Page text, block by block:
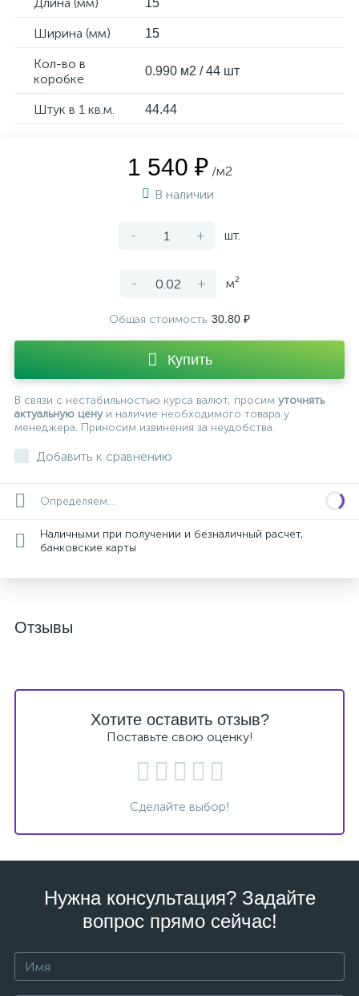
15
Ширина (мм) 15
Кол-во в
коробке
0.990 м2 / 44 шт
Штук в 1 кв.м. 44.44
1 540 ₽ /м2
В наличии
- + шт.
- + м²
Общая стоимость 30.80 ₽
Купить
В связи с нестабильностью курса валют, просим уточнять
актуальную ценуи наличие необходимого товара у
менеджера. Приносим извинения за неудобства.
Добавить к сравнению
Определяем...
Наличными при получении и безналичный расчет,
банковские карты
Отзывы
Хотите оставить отзыв?
Поставьте свою оценку!
Сделайте выбор!
Нужна консультация? Задайте
вопрос прямо сейчас!